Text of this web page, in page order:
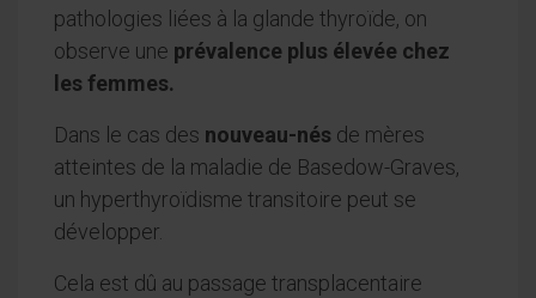
pathologies liées à la glande thyroïde, on
observe une prévalence plus élevée chez
les femmes.
Dans le cas des nouveau-nés de mères
atteintes de la maladie de Basedow-Graves,
un hyperthyroïdisme transitoire peut se
développer.
Cela est dû au passage transplacentaire